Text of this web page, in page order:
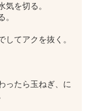
を切る。
てアクを抜く。
ったら玉ねぎ、に